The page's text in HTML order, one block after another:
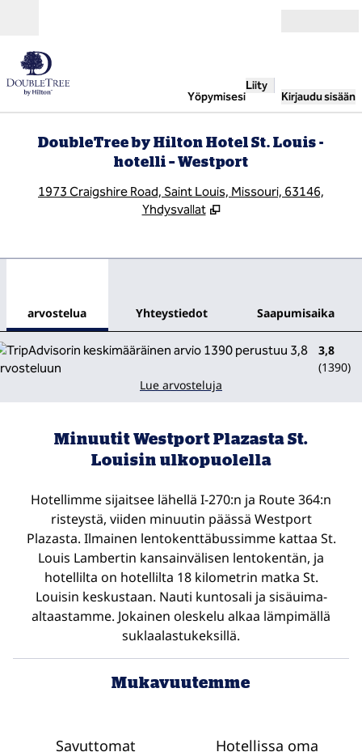
Yöpymisesi
Liity
Kirjaudu sisään
DoubleTree by Hilton Hotel St. Louis -
hotelli – Westport
1973 Craigshire Road, Saint Louis, Missouri, 63146,
Yhdysvallat
arvostelua Yhteystiedot Saapumisaika
3,8
(1390)
Lue arvosteluja
Minuutit Westport Plazasta St.
Louisin ulkopuolella
Hotellimme sijaitsee lähellä I-270:n ja Route 364:n
risteystä, viiden minuutin päässä Westport
Plazasta. Ilmainen lentokenttäbussimme kattaa St.
Louis Lambertin kansainvälisen lentokentän, ja
hotellilta on hotellilta 18 kilometrin matka St.
Louisin keskustaan. Nauti kuntosali ja sisäuima-
altaastamme. Jokainen oleskelu alkaa lämpimällä
suklaalastukeksillä.
Mukavuutemme
Savuttomat
Hotellissa oma